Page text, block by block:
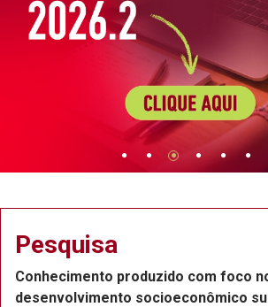
Extensão
Projetos de extensão na Região
Recife, com a participação de